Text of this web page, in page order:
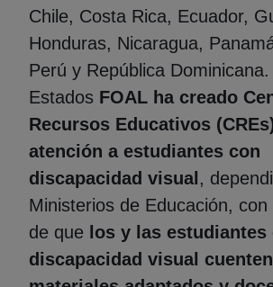
Chile, Costa Rica, Ecuador,
Honduras, Nicaragua,
Perú y República
Estados FOAL ha creado
Recursos Educativos
atención a estudiantes con
discapacidad visual,
Ministerios de Educación, con
de que los y las estudiantes
discapacidad visual